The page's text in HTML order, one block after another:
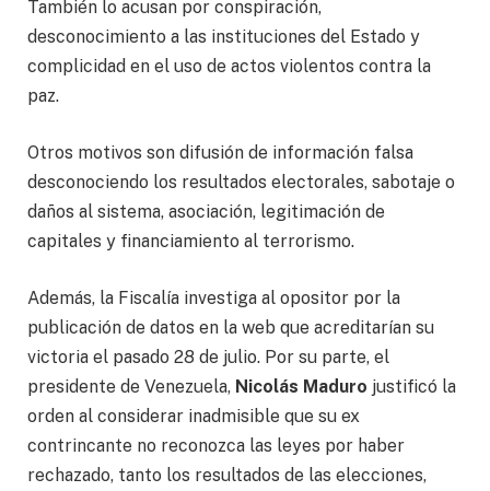
También lo acusan por conspiración,
desconocimiento a las instituciones del Estado y
complicidad en el uso de actos violentos contra la
paz.
Otros motivos son difusión de información falsa
desconociendo los resultados electorales, sabotaje o
daños al sistema, asociación, legitimación de
capitales y financiamiento al terrorismo.
Además, la Fiscalía investiga al opositor por la
publicación de datos en la web que acreditarían su
victoria el pasado 28 de julio. Por su parte, el
presidente de Venezuela, Nicolás Maduro justificó la
orden al considerar inadmisible que su ex
contrincante no reconozca las leyes por haber
rechazado, tanto los resultados de las elecciones,